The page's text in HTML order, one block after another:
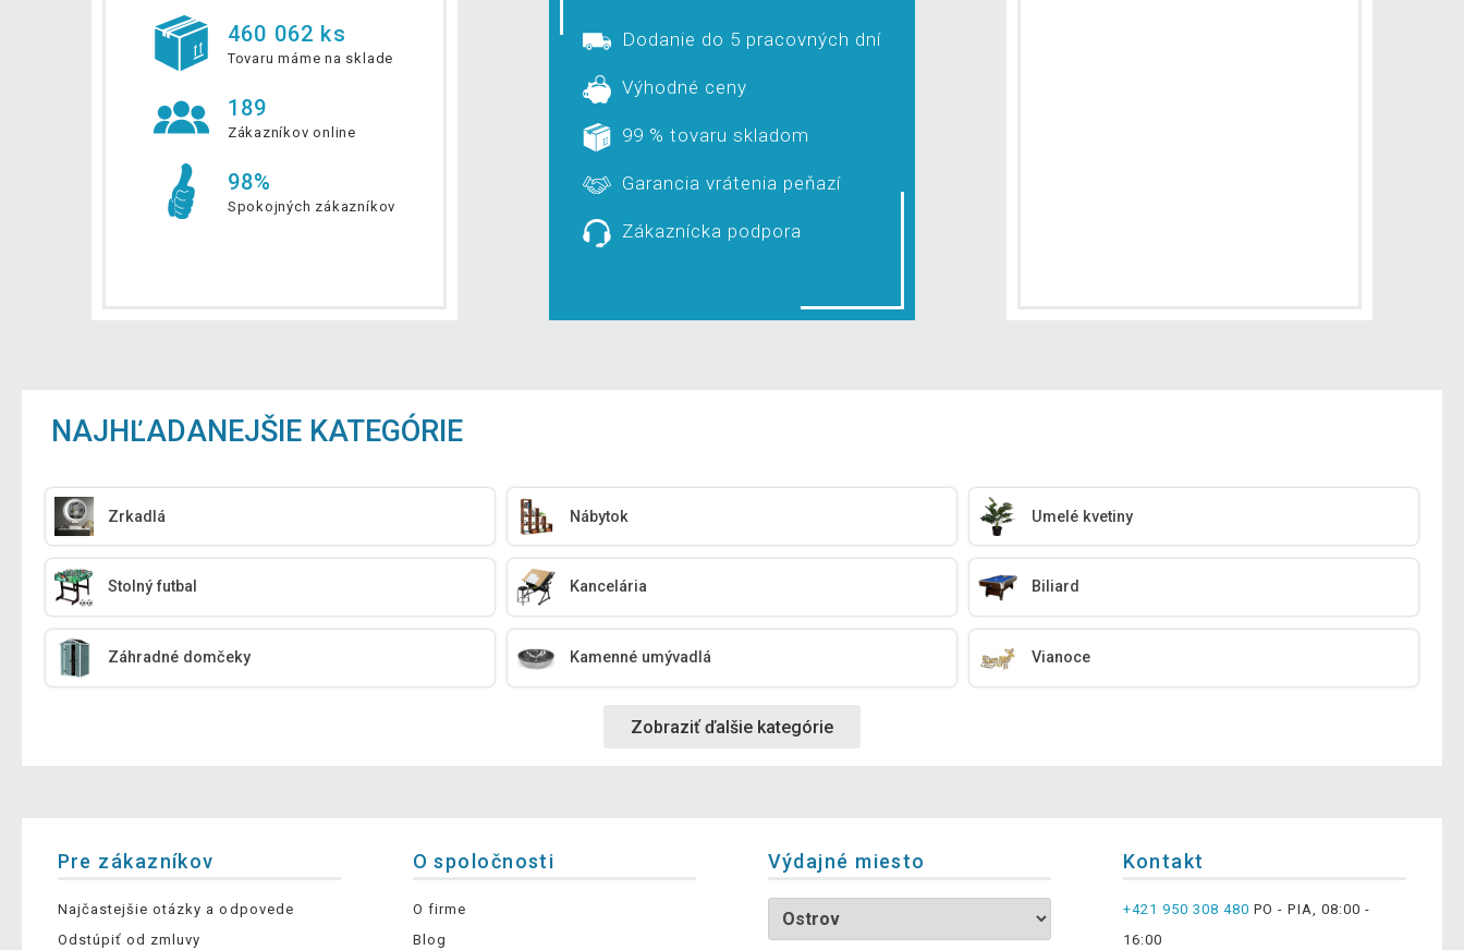
460 062 ks
Tovaru máme na sklade
189
Zákazníkov online
98%
Spokojných zákazníkov
Dodanie do 5 pracovných dní
Výhodné ceny
99 % tovaru skladom
Garancia vrátenia peňazí
Zákaznícka podpora
NAJHĽADANEJŠIE KATEGÓRIE
Zrkadlá Nábytok Umelé kvetiny
Stolný futbal Kancelária Biliard
Záhradné domčeky Kamenné umývadlá Vianoce
Zobraziť ďalšie kategórie
Pre zákazníkov
Najčastejšie otázky a odpovede
Odstúpiť od zmluvy
O spoločnosti
O firme
Blog
Výdajné miesto Kontakt
+421 950 308 480 PO - PIA, 08:00 -
16:00